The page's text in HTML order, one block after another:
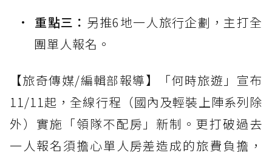
重點三： 另推6地一人旅行企劃，主打全
團單人報名。
【旅奇傳媒/編輯部報導】「何時旅遊」宣布
11/11起，全線行程（國內及輕裝上陣系列除
外）實施「領隊不配房」新制。更打破過去
一人報名須擔心單人房差造成的旅費負擔，